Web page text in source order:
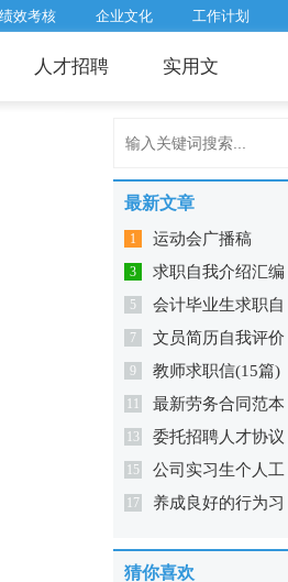
绩效考核 企业文化 工作计划
人才招聘 实用文
最新文章
1
运动会广播稿
【精】
3
求职自我介绍汇编
15篇
5
会计毕业生求职自
我介绍
7
文员简历自我评价
15篇
9 教师求职信(15篇)
11 最新劳务合同范本
13
委托招聘人才协议
书6篇
15
公司实习生个人工
作总结
17
养成良好的行为习
猜你喜欢